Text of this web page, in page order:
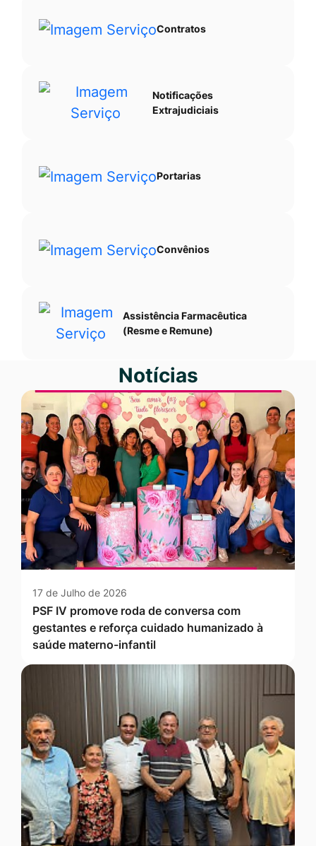
Contratos
Notificações
Extrajudiciais
Portarias
Convênios
Assistência Farmacêutica
(Resme e Remune)
Notícias
17 de Julho de 2026
PSF IV promove roda de conversa com
gestantes e reforça cuidado humanizado à
saúde materno-infantil